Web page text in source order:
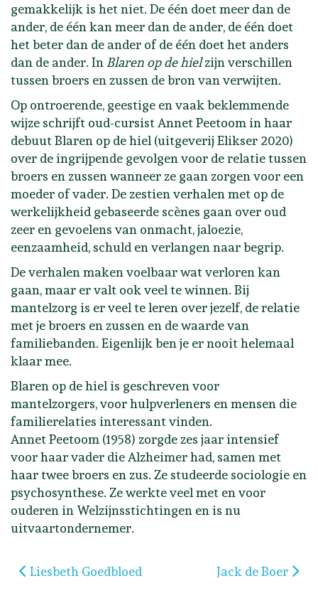
gemakkelijk is het niet. De één doet meer dan de
ander, de één kan meer dan de ander, de één doet
het beter dan de ander of de één doet het anders
dan de ander. In Blaren op de hielzijn verschillen
tussen broers en zussen de bron van verwijten.
Op ontroerende, geestige en vaak beklemmende
wijze schrijft oud-cursist Annet Peetoom in haar
debuut Blaren op de hiel (uitgeverij Elikser 2020)
over de ingrijpende gevolgen voor de relatie tussen
broers en zussen wanneer ze gaan zorgen voor een
moeder of vader. De zestien verhalen met op de
werkelijkheid gebaseerde scènes gaan over oud
zeer en gevoelens van onmacht, jaloezie,
eenzaamheid, schuld en verlangen naar begrip.
De verhalen maken voelbaar wat verloren kan
gaan, maar er valt ook veel te winnen. Bij
mantelzorg is er veel te leren over jezelf, de relatie
met je broers en zussen en de waarde van
familiebanden. Eigenlijk ben je er nooit helemaal
klaar mee.
Blaren op de hiel is geschreven voor
mantelzorgers, voor hulpverleners en mensen die
familierelaties interessant vinden.
Annet Peetoom (1958) zorgde zes jaar intensief
voor haar vader die Alzheimer had, samen met
haar twee broers en zus. Ze studeerde sociologie en
psychosynthese. Ze werkte veel met en voor
ouderen in Welzijnsstichtingen en is nu
uitvaartondernemer.
Vorig artikel: Liesbeth Goedbloed
Liesbeth Goedbloed Volgende artikel:
Jack de Boer